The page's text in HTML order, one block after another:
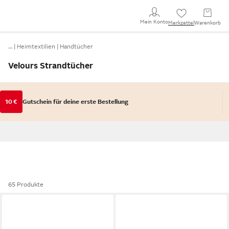
Mein KontoMerkzettel Warenkorb
… Heimtextilien Handtücher
Velours Strandtücher
10 € Gutschein für deine erste Bestellung
65 Produkte